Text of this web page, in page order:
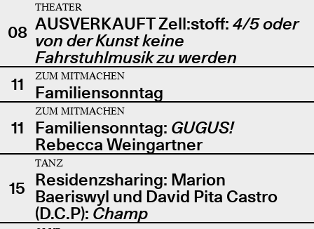
08
THEATER
AUSVERKAUFT Zell:stoff: 4/5 oder
von der Kunst keine
Fahrstuhlmusik zu werden
11
ZUM MITMACHEN
Familiensonntag
11
ZUM MITMACHEN
Familiensonntag: GUGUS!
Rebecca Weingartner
15
TANZ
Residenzsharing: Marion
Baeriswyl und David Pita Castro
(D.C.P): Champ